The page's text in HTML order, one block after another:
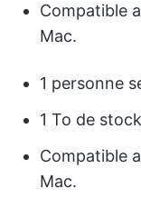
Compatible
Mac.
1 personne
1 To de
Compatible
Mac.